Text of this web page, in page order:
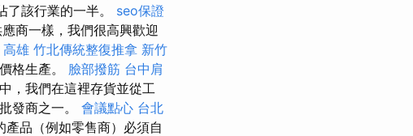
該行業的一半。 seo保證
商一樣，我們很高興歡迎
高雄 竹北傳統整復推拿 新竹
格生產。 臉部撥筋 台中肩
，我們在這裡存貨並從工
發商之一。 會議點心 台北
品（例如零售商）必須自